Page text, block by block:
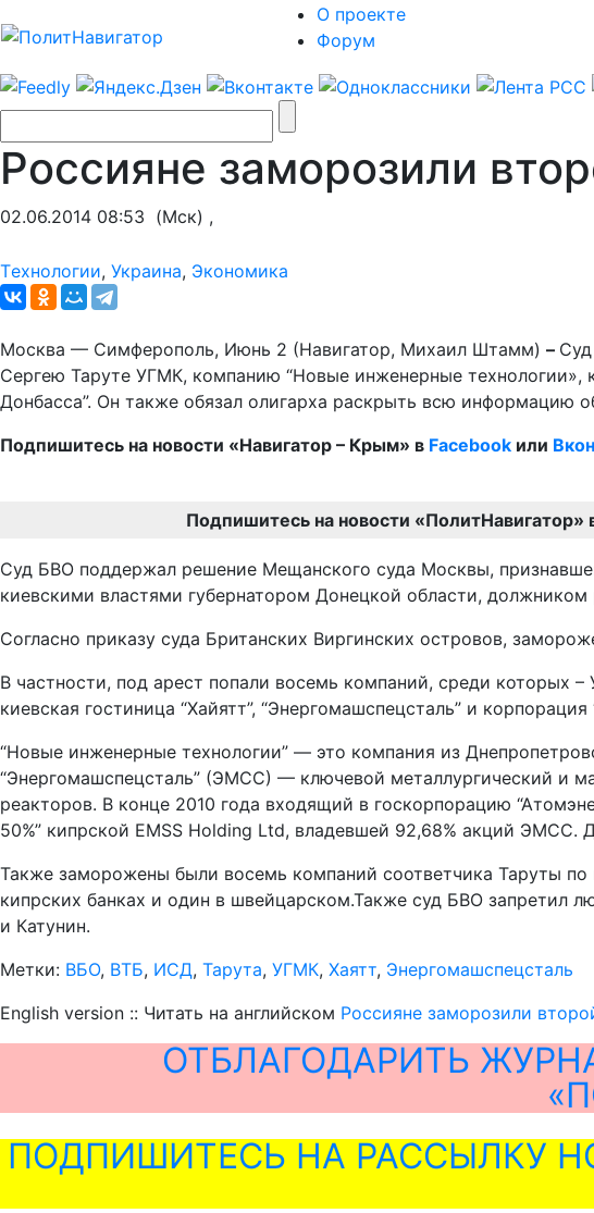
О проекте
Форум
Россияне заморозили
02.06.2014 08:53 (Мск) ,
Tехнологии, Украина, Экономика
Москва — Симферополь, Июнь 2 (Навигатор, Михаил Штамм) –
Сергею Таруте УГМК, компанию “Новые инженерные технологии»,
Донбасса”. Он также обязал олигарха раскрыть всю
Подпишитесь на новости «Навигатор – Крым» в Facebook или
Подпишитесь на новости «ПолитНавигатор»
Суд БВО поддержал решение Мещанского суда Москвы,
киевскими властями губернатором Донецкой области, должником
Согласно приказу суда Британских Виргинских островов,
В частности, под арест попали восемь компаний, среди которых
киевская гостиница “Хайятт”, “Энергомашспецсталь” и
“Новые инженерные технологии” — это компания из
“Энергомашспецсталь” (ЭМСС) — ключевой металлургический и
реакторов. В конце 2010 года входящий в госкорпорацию
50%” кипрской EMSS Holding Ltd, владевшей 92,68% акций ЭМСС.
Также заморожены были восемь компаний соответчика Таруты
кипрских банках и один в швейцарском.Также суд БВО запретил
и Катунин.
Метки: ВБО, ВТБ, ИСД, Тарута, УГМК, Хаятт, Энергомашспецсталь
English version :: Читать на английском Россияне заморозили
ОТБЛАГОДАРИТЬ
ПОДПИШИТЕСЬ НА РАССЫЛКУ